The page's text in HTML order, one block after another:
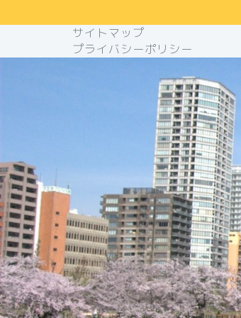
サイトマップ
プライバシーポリシー